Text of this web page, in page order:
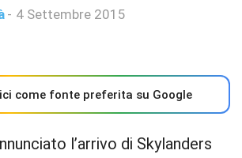
- 4 Settembre 2015
come fonte preferita su Google
l’arrivo di Skylanders